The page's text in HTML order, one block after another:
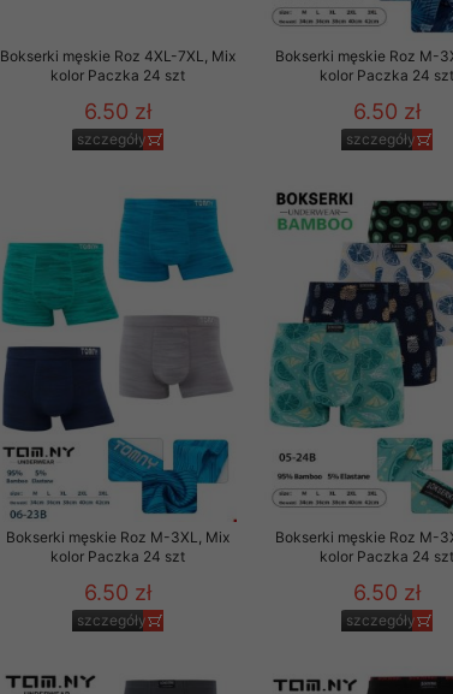
Bokserki męskie Roz 4XL-7XL, Mix
kolor Paczka 24 szt
6.50 zł
szczegóły
Bokserki męskie Roz M-
kolor Paczka 24
6.50 zł
szczegóły
Bokserki męskie Roz M-3XL, Mix
kolor Paczka 24 szt
6.50 zł
szczegóły
Bokserki męskie Roz M-
kolor Paczka 24
6.50 zł
szczegóły